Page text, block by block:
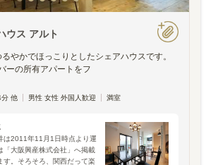
ウス アルト
やかでほっこりとしたシェアハウスです。
ーの所有アパートをフ
分 他
男性 女性 外国人歓迎 満室
は2011年11月1日時点より運
「大阪興産株式会社」へ掲載
す。そろそろ、関西だって楽